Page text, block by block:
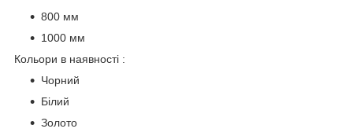
800 мм
1000 мм
Кольори в наявності :
Чорний
Білий
Золото